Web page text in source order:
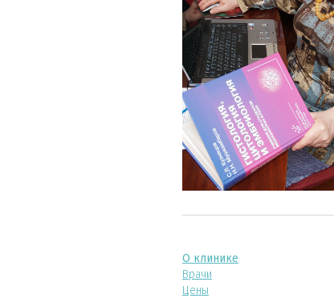
О клинике
Врачи
Цены